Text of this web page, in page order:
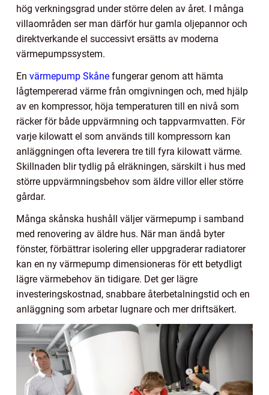
hög verkningsgrad under större delen av året. I många
villaområden ser man därför hur gamla oljepannor och
direktverkande el successivt ersätts av moderna
värmepumpssystem.
En värmepump Skåne fungerar genom att hämta
lågtempererad värme från omgivningen och, med hjälp
av en kompressor, höja temperaturen till en nivå som
räcker för både uppvärmning och tappvarmvatten. För
varje kilowatt el som används till kompressorn kan
anläggningen ofta leverera tre till fyra kilowatt värme.
Skillnaden blir tydlig på elräkningen, särskilt i hus med
större uppvärmningsbehov som äldre villor eller större
gårdar.
Många skånska hushåll väljer värmepump i samband
med renovering av äldre hus. När man ändå byter
fönster, förbättrar isolering eller uppgraderar radiatorer
kan en ny värmepump dimensioneras för ett betydligt
lägre värmebehov än tidigare. Det ger lägre
investeringskostnad, snabbare återbetalningstid och en
anläggning som arbetar lugnare och mer driftsäkert.